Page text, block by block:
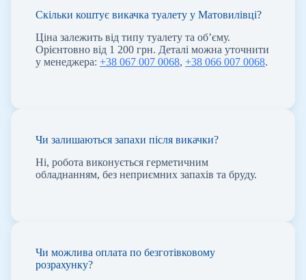
Скільки коштує викачка туалету у Матовилівці?
Ціна залежить від типу туалету та об’єму.
Орієнтовно від 1 200 грн. Деталі можна уточнити
у менеджера: +38 067 007 0068, +38 066 007 0068.
Чи залишаються запахи після викачки?
Ні, робота виконується герметичним
обладнанням, без неприємних запахів та бруду.
Чи можлива оплата по безготівковому
розрахунку?